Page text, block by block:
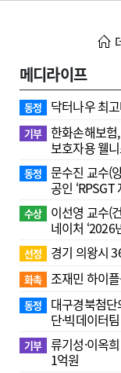
지침·기준·평가
메디라이프
동정 닥터나우 최
기부 한화손해보
보호자용 웰
동정
문수진 교수(
공인 ‘RPSGT
수상
이선영 교수(
네이처 ‘2026
선정 경기 의왕시
화촉 조재민 하이
동정
대구경북첨
단·빅데이터
기부 류기성·이옥
1억원